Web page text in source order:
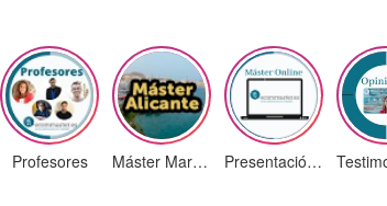
Profesores Máster Marketing Digital en Alicante Presentación ¡Nuevas Ediciones!